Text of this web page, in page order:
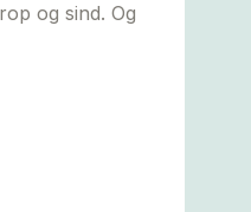
og sind. Og